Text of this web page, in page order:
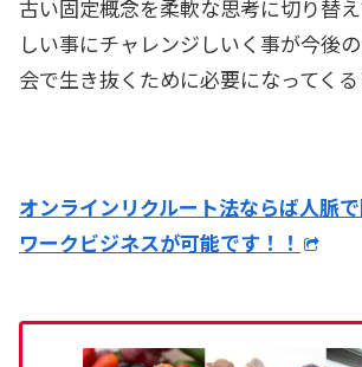
古い固定概念を柔軟な思考に切り替
しい事にチャレンジしいく事が今後
会で生き抜くために必要になってくる
オンラインリクルート法ならば人脈
ワークビジネスが可能です！！